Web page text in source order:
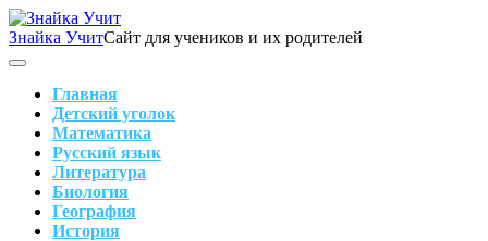
Skip
to
content
Знайка УчитСайт для учеников и их родителей
Search
Main
Navigation
Главная
Детский уголок
Математика
Русский язык
Литература
Биология
География
История